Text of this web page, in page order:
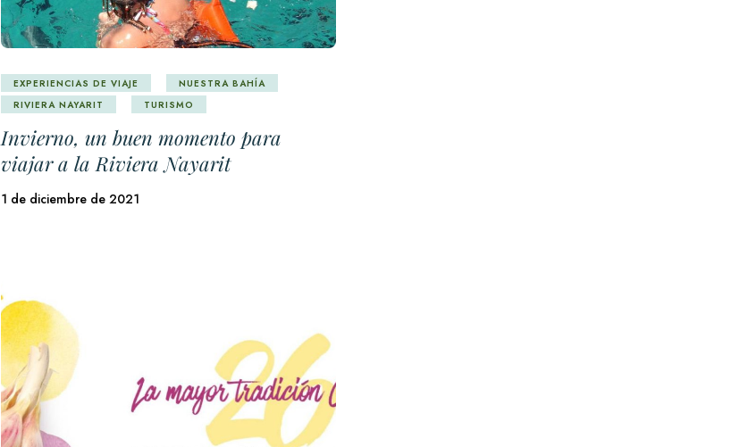
EXPERIENCIAS DE VIAJE
NUESTRA BAHÍA
RIVIERA NAYARIT
TURISMO
Invierno, un buen momento para
viajar a la Riviera Nayarit
1 de diciembre de 2021